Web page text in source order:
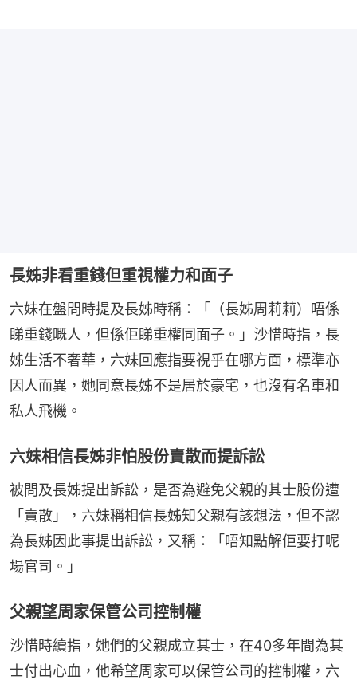
長姊非看重錢但重視權力和面子
六妹在盤問時提及長姊時稱：「（長姊周莉莉）唔係
睇重錢嘅人，但係佢睇重權同面子。」沙惜時指，長
姊生活不奢華，六妹回應指要視乎在哪方面，標準亦
因人而異，她同意長姊不是居於豪宅，也沒有名車和
私人飛機。
六妹相信長姊非怕股份賣散而提訴訟
被問及長姊提出訴訟，是否為避免父親的其士股份遭
「賣散」，六妹稱相信長姊知父親有該想法，但不認
為長姊因此事提出訴訟，又稱：「唔知點解佢要打呢
場官司。」
父親望周家保管公司控制權
沙惜時續指，她們的父親成立其士，在40多年間為其
士付出心血，他希望周家可以保管公司的控制權，六